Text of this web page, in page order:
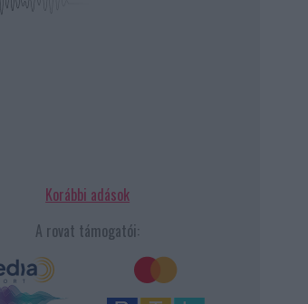
Korábbi adások
A rovat támogatói: